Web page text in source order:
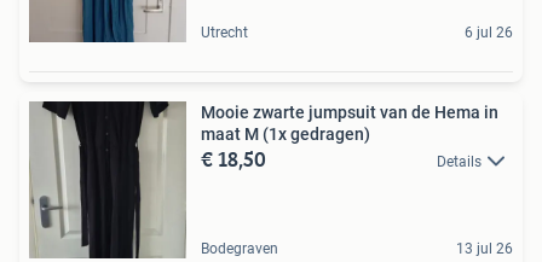
Utrecht 6 jul 26
Mooie zwarte jumpsuit van de Hema in
maat M (1x gedragen)
€ 18,50 Details
Bodegraven 13 jul 26